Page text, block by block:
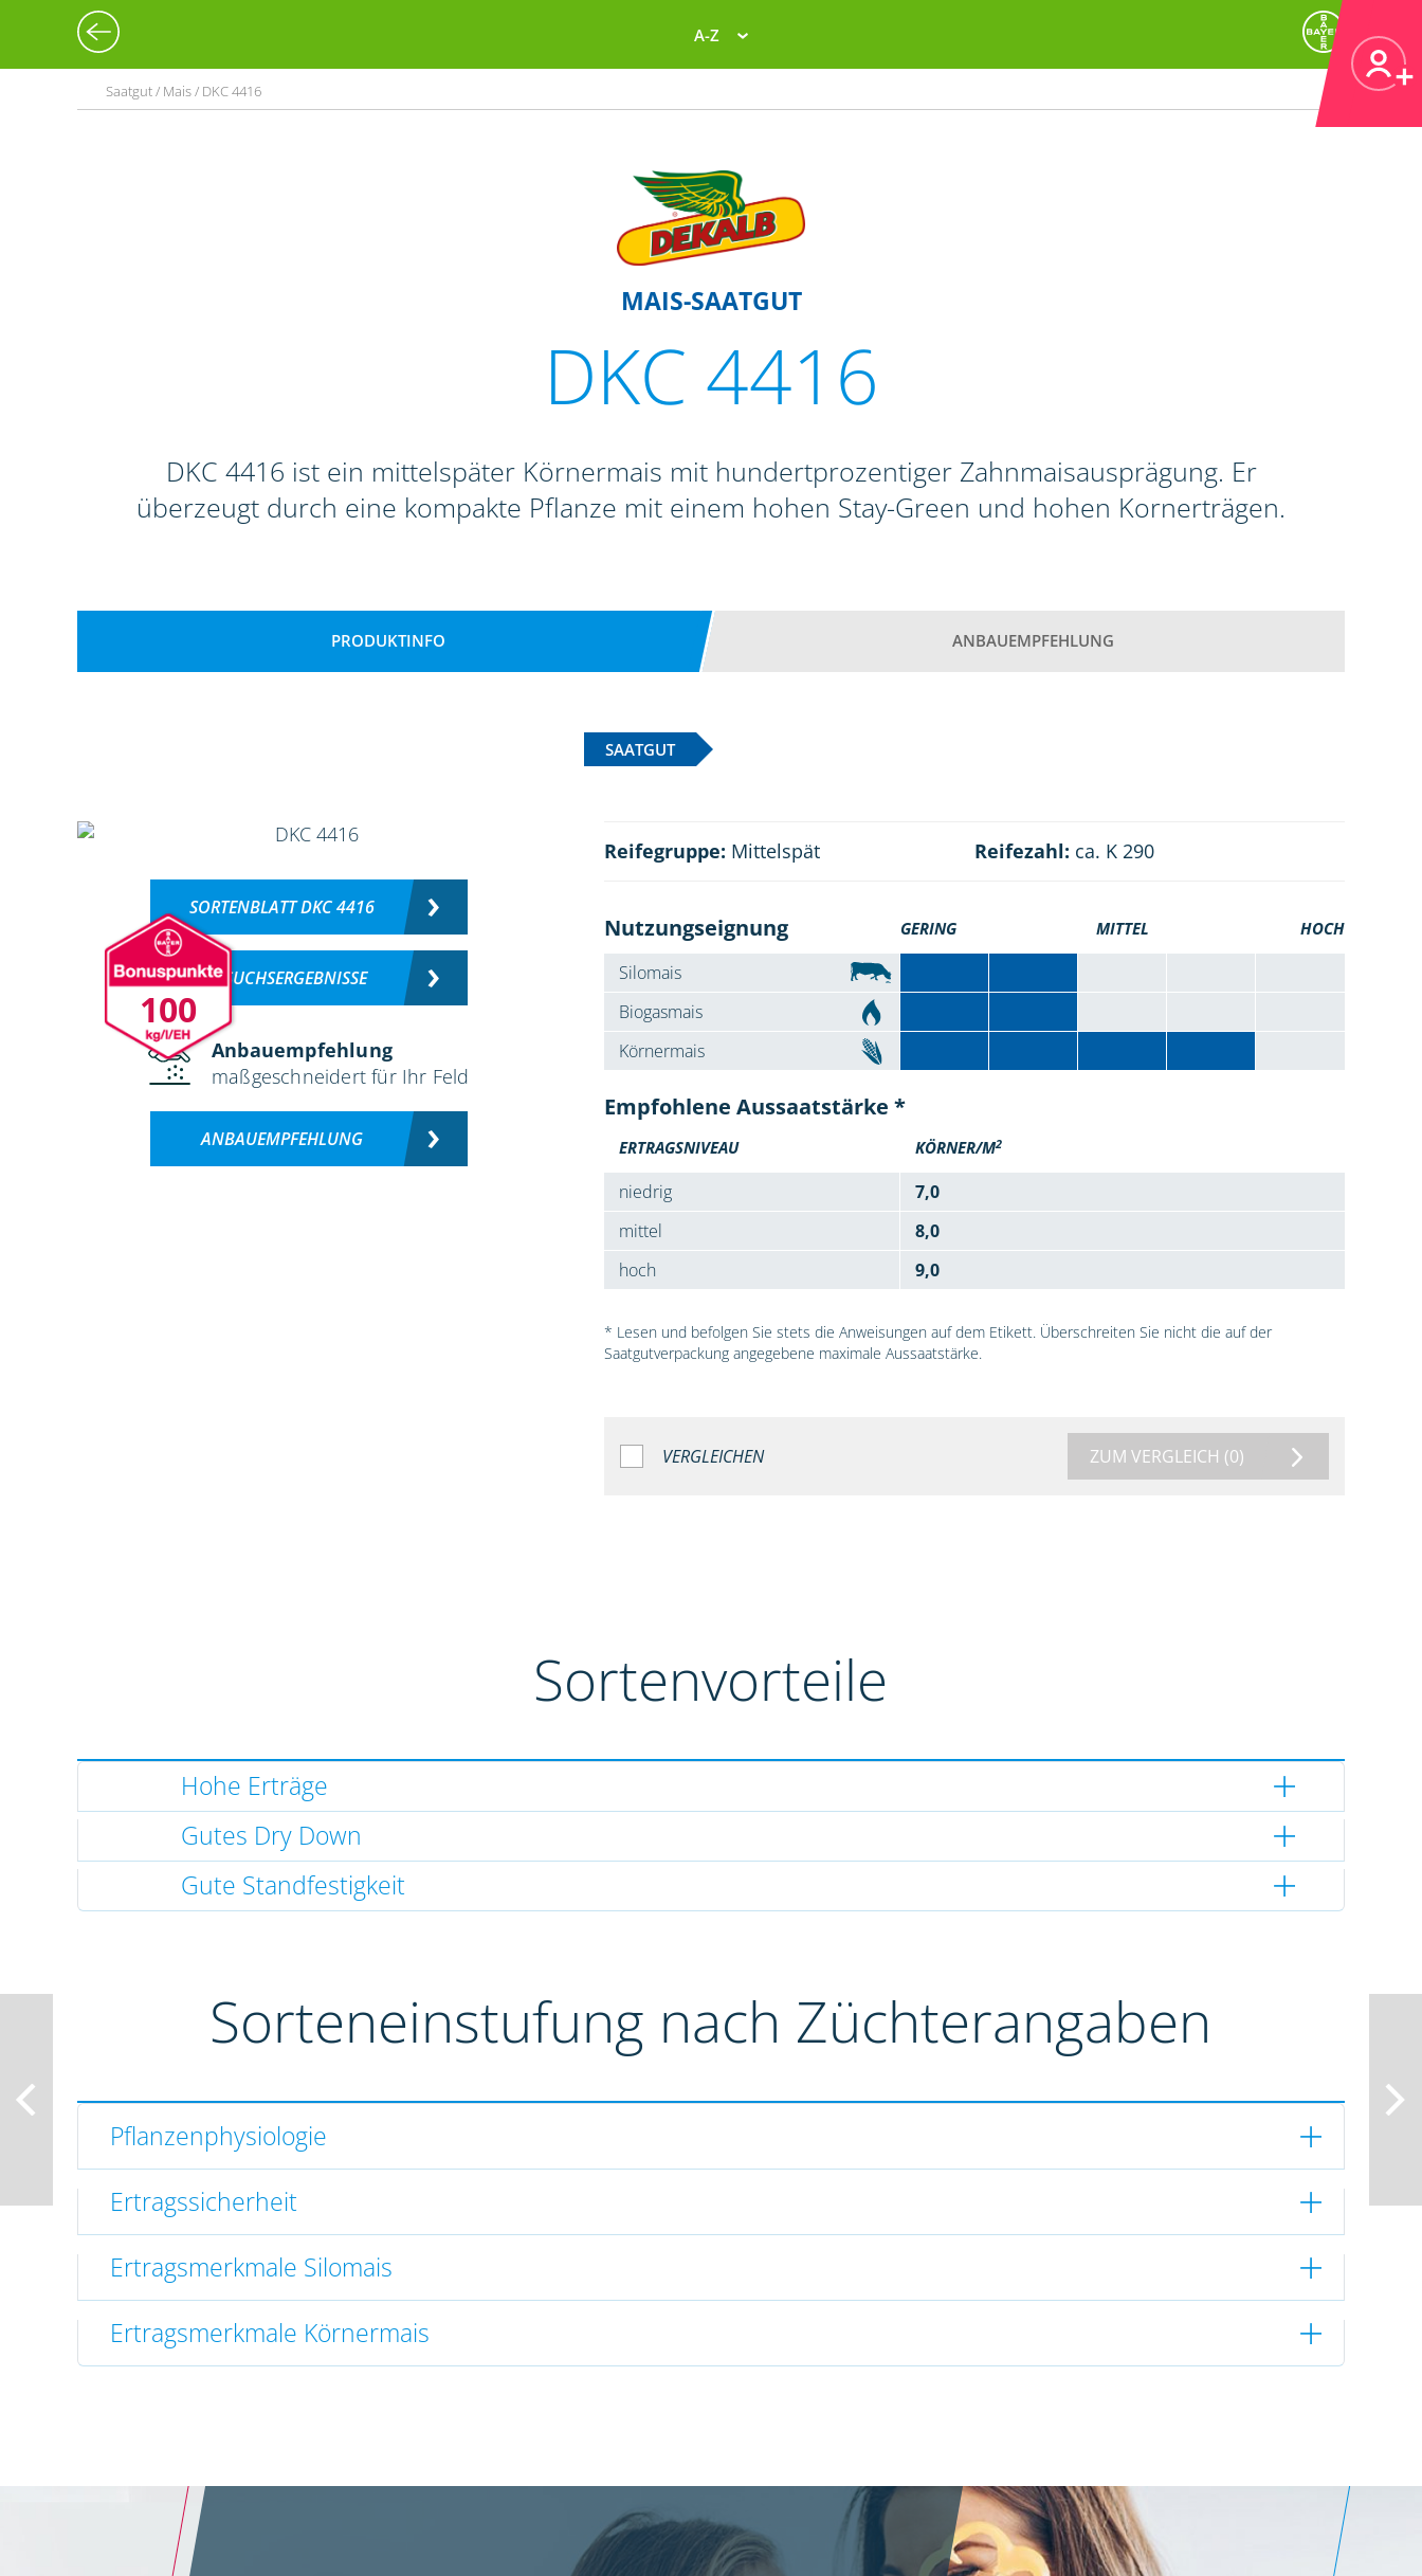
A-Z
Saatgut / Mais / DKC 4416
MAIS-SAATGUT
DKC 4416
DKC 4416 ist ein mittelspäter Körnermais mit hundertprozentiger Zahnmaisausprägung. Er
überzeugt durch eine kompakte Pflanze mit einem hohen Stay-Green und hohen Kornerträgen.
PRODUKTINFO ANBAUEMPFEHLUNG
SAATGUT
100
SORTENBLATT DKC 4416
VERSUCHSERGEBNISSE
Anbauempfehlung
maßgeschneidert für Ihr Feld
ANBAUEMPFEHLUNG
Reifegruppe: Mittelspät Reifezahl: ca. K 290
Nutzungseignung GERING MITTEL HOCH
Silomais
Biogasmais
Körnermais
Empfohlene Aussaatstärke *
ERTRAGSNIVEAU KÖRNER/M2
niedrig
7,0
mittel
8,0
hoch
9,0
* Lesen und befolgen Sie stets die Anweisungen auf dem Etikett. Überschreiten Sie nicht die auf der
Saatgutverpackung angegebene maximale Aussaatstärke.
VERGLEICHEN ZUM VERGLEICH (0)
Sortenvorteile
Hohe Erträge
Gutes Dry Down
Gute Standfestigkeit
Sorteneinstufung nach Züchterangaben
Pflanzenphysiologie
Ertragssicherheit
Ertragsmerkmale Silomais
Ertragsmerkmale Körnermais